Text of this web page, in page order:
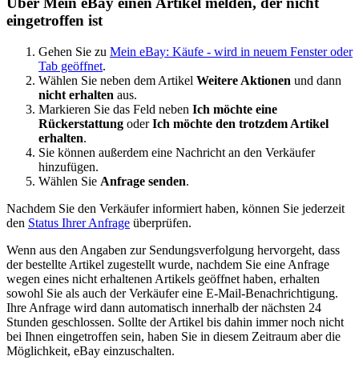
eingetroffen ist
Gehen Sie zu Mein eBay: Käufe - wird in neuem Fenster oder
Tab geöffnet.
Wählen Sie neben dem Artikel Weitere Aktionen und dann
nicht erhalten aus.
Markieren Sie das Feld neben Ich möchte eine
Rückerstattung oderIch möchte den trotzdem Artikel
erhalten.
Sie können außerdem eine Nachricht an den Verkäufer
hinzufügen.
Wählen Sie Anfrage senden.
Nachdem Sie den Verkäufer informiert haben, können Sie jederzeit
den Status Ihrer Anfrage überprüfen.
Wenn aus den Angaben zur Sendungsverfolgung hervorgeht, dass
der bestellte Artikel zugestellt wurde, nachdem Sie eine Anfrage
wegen eines nicht erhaltenen Artikels geöffnet haben, erhalten
sowohl Sie als auch der Verkäufer eine E-Mail-Benachrichtigung.
Ihre Anfrage wird dann automatisch innerhalb der nächsten 24
Stunden geschlossen. Sollte der Artikel bis dahin immer noch nicht
bei Ihnen eingetroffen sein, haben Sie in diesem Zeitraum aber die
Möglichkeit, eBay einzuschalten.